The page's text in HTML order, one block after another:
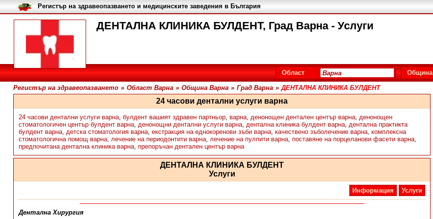
ДЕНТАЛНА КЛИНИКА БУЛДЕНТ, Град Варна - Услуги
Регистър на здравеопазването и медицинските заведения в България
Област Община
Регистър на здравеопазването » Област Варна » Община Варна » Град Варна » ДЕНТАЛНА КЛИНИКА БУЛДЕНТ
24 часови дентални услуги варна
24 часови дентални услуги варна, булдент вашият здравен партньор, варна, денонощен дентален център варна, денонощен
стоматологичен център булдент варна, денонощни дентални услуги варна, дентална клиника булдент варна, дентална практикта
булдент варна, детска стоматология варна, екстракция на еднокоренови зъби варна, качествено зъболечение варна, комплексна
стоматологична помощ варна, лечение на периодонтити варна, лечение на пулпити варна, поставяне на порцеланови фасети варна,
предпочитана дентална клиника варна, препоръчан дентален център варна
ДЕНТАЛНА КЛИНИКА БУЛДЕНТ
Услуги
Информация Услуги
Дентална Хирургия